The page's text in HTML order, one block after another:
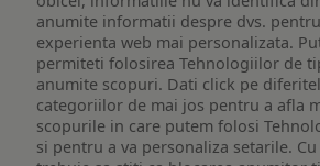
anumite informatii despre dvs.
experienta web mai personalizata.
permiteti folosirea Tehnologiilor de
anumite scopuri. Dati click pe
categoriilor de mai jos pentru a afla
scopurile in care putem folosi
si pentru a va personaliza setarile.